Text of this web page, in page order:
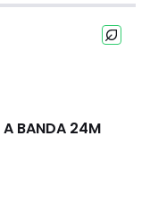
BANDA 24M